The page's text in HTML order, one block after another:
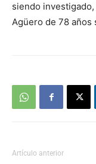
siendo
Agüero de 78 años
Artículo anterior